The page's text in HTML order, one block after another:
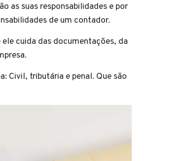
as suas responsabilidades e por
de um contador.
cuida das documentações, da
Civil, tributária e penal. Que são